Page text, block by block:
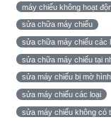
máy chiếu không hoạt
sửa chữa máy chiếu
sửa chữa máy chiếu các
sửa chữa máy chiếu tại
sửa máy chiếu bị mờ hình
sửa máy chiếu các loại
sửa máy chiếu không có